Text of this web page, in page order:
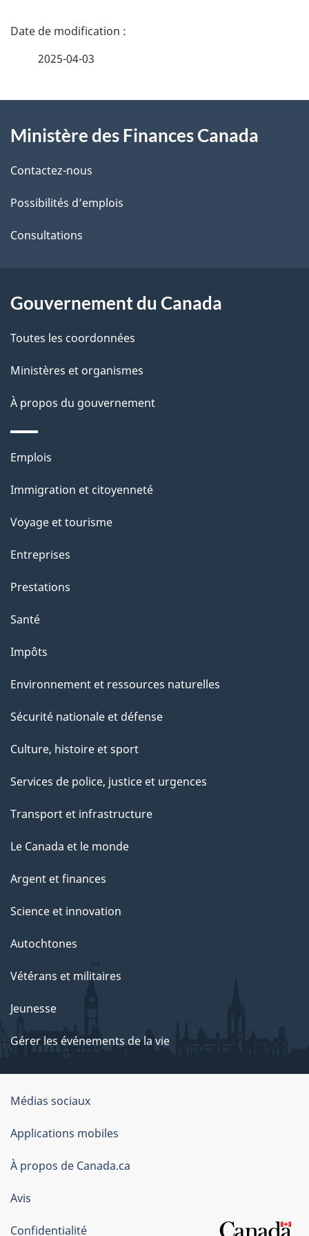
D
i
l
s
d
l
p
a
g
e
2025-04-03
propos
de
ce
site
Ministère des Finances Canada
Contactez-nous
Possibilités d’emplois
Consultations
Gouvernement du Canada
Toutes les coordonnées
Ministères et organismes
À propos du gouvernement
Thèmes
sujets
Emplois
Immigration et citoyenneté
Voyage et tourisme
Entreprises
Prestations
Santé
Impôts
Environnement et ressources naturelles
Sécurité nationale et défense
Culture, histoire et sport
Services de police, justice et urgences
Transport et infrastructure
Le Canada et le monde
Argent et finances
Science et innovation
Autochtones
Vétérans et militaires
Jeunesse
Gérer les événements de la vie
Organisation
du
gouvernement
du
Canada
Médias sociaux
Applications mobiles
À propos de Canada.ca
Avis
Confidentialité